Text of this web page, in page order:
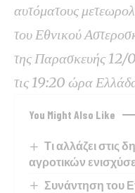
αυτόματους
του Εθνικού
της Παρασκευής 12/
τις 19:20 ώρα
You Might Also Like
Τι αλλάζει στις
αγροτικών
Συνάντηση του